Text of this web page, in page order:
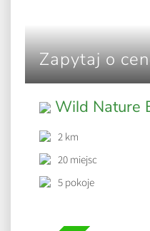
Zapytaj o
Wild Nature
2 km
20 miejsc
5 pokoje